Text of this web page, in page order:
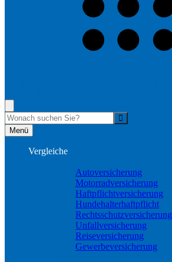
Menü
Vergleiche
Autoversicherung
Motorradversicherung
Haftpflichtversicherung
Hundehalterhaftpflicht
Rechtsschutzversicherung
Unfallversicherung
Reiseversicherung
Gewerbeversicherung